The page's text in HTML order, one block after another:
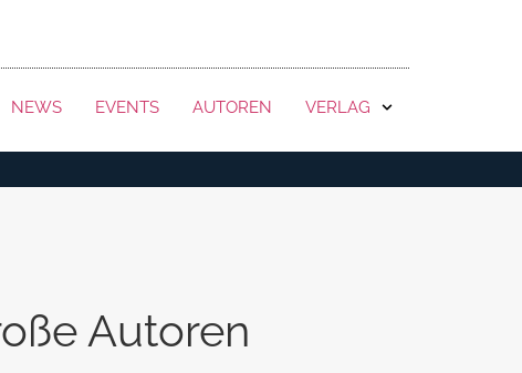
NEWS EVENTS AUTOREN VERLAG
Autoren